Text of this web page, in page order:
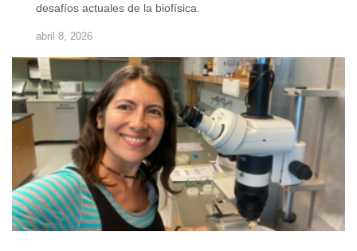
desafíos actuales de la biofísica.
abril 8, 2026